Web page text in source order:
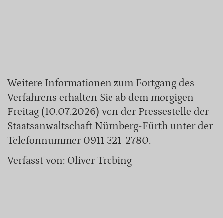
Weitere Informationen zum Fortgang des
Verfahrens erhalten Sie ab dem morgigen
Freitag (10.07.2026) von der Pressestelle der
Staatsanwaltschaft Nürnberg-Fürth unter der
Telefonnummer 0911 321-2780.
Verfasst von: Oliver Trebing